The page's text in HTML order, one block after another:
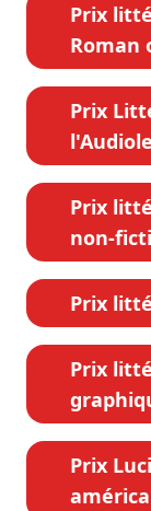
Prix
Roman
Prix
Prix
non-
Prix
Prix
Prix